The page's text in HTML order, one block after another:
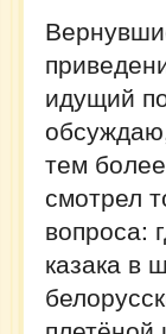
идущий
тем
смотрел
вопроса:
казака в